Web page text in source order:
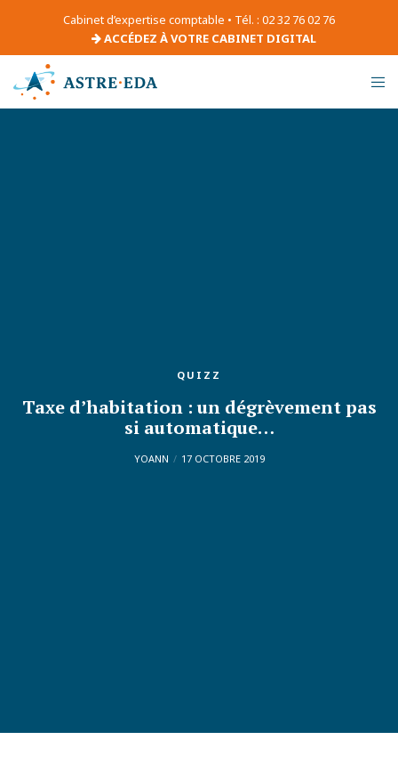
Cabinet d’expertise comptable • Tél. : 02 32 76 02 76
ACCÉDEZ À VOTRE CABINET DIGITAL
QUIZZ
Taxe d’habitation : un dégrèvement pas
si automatique…
YOANN 17 OCTOBRE 2019